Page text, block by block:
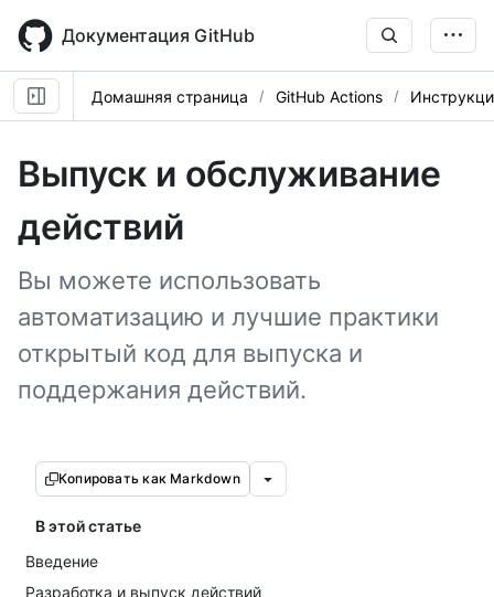
main
content
Документация GitHub
Домашняя страница GitHub Actions
Выпуск и обслуживание
действий
Вы можете использовать
автоматизацию и лучшие практики
открытый код для выпуска и
поддержания действий.
Копировать как Markdown
В этой статье
Введение
Разработка и выпуск действий